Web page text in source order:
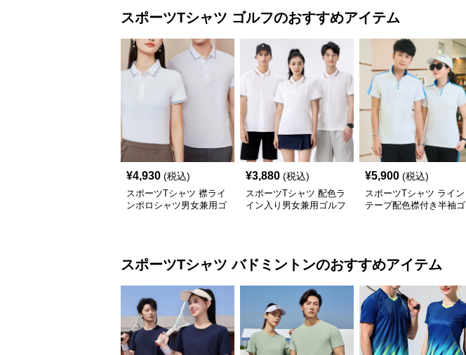
スポーツTシャツ ゴルフのおすすめアイテム
¥4,930 (税込)
スポーツTシャツ 襟ライ
ンポロシャツ男女兼用ゴ
¥3,880 (税込)
スポーツTシャツ 配色ラ
イン入り男女兼用ゴルフ
¥5,900 (税込)
スポーツTシャツ ライン
テープ配色襟付き半袖ゴ
スポーツTシャツ バドミントンのおすすめアイテム